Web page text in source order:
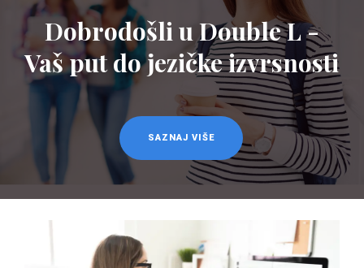
O NAMA
NAŠE USLUGE
ŠKOLA STRANIH
JEZIKA
PREVODILAČKI BIRO
KURSEVI
NOVOSTI
KONTAKT
Prevodilačke usluge
na 35 jezika
SAZNAJ VIŠE